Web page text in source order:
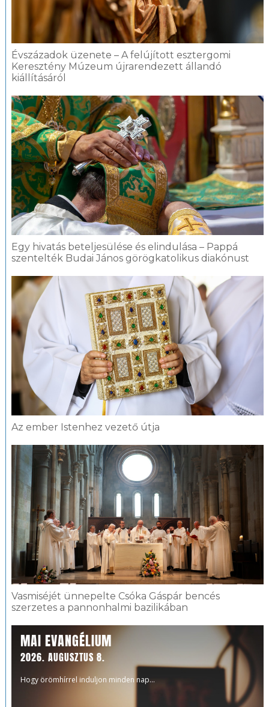
Évszázadok üzenete – A felújított esztergomi
Keresztény Múzeum újrarendezett állandó
kiállításáról
Egy hivatás beteljesülése és elindulása – Pappá
szentelték Budai János görögkatolikus diakónust
Az ember Istenhez vezető útja
Vasmiséjét ünnepelte Csóka Gáspár bencés
szerzetes a pannonhalmi bazilikában
MAI EVANGÉLIUM
2026. AUGUSZTUS 8.
Hogy örömhírrel induljon minden nap...